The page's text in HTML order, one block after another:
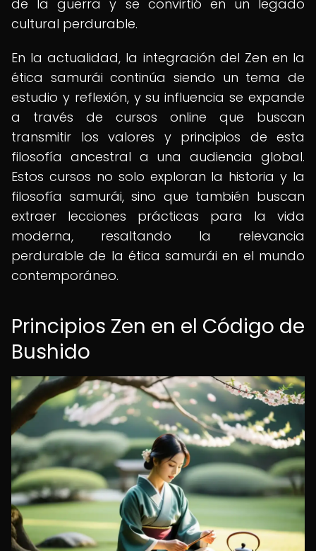
de la guerra y se convirtió en un legado
cultural perdurable.
En la actualidad, la integración del Zen en la
ética samurái continúa siendo un tema de
estudio y reflexión, y su influencia se expande
a través de cursos online que buscan
transmitir los valores y principios de esta
filosofía ancestral a una audiencia global.
Estos cursos no solo exploran la historia y la
filosofía samurái, sino que también buscan
extraer lecciones prácticas para la vida
moderna, resaltando la relevancia
perdurable de la ética samurái en el mundo
contemporáneo.
Principios Zen en el Código de
Bushido